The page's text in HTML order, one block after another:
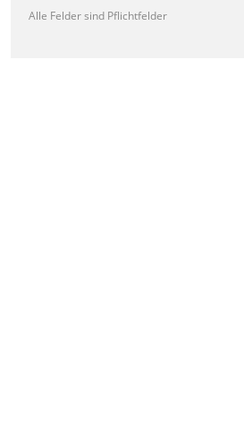
Alle Felder sind Pflichtfelder